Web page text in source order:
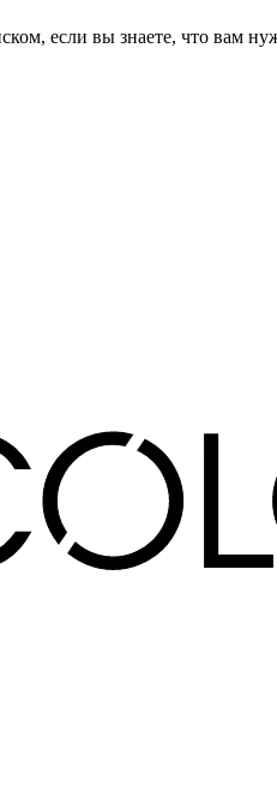
если вы знаете, что вам